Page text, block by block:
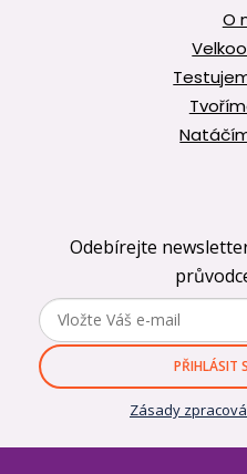
O
Odebírejte
PŘIHLÁSIT
Zásady